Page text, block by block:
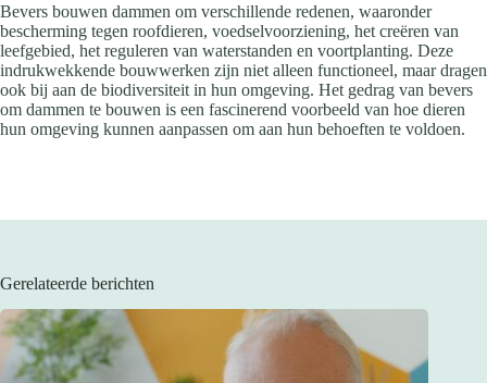
Bevers bouwen dammen om verschillende redenen, waaronder
bescherming tegen roofdieren, voedselvoorziening, het creëren van
leefgebied, het reguleren van waterstanden en voortplanting. Deze
indrukwekkende bouwwerken zijn niet alleen functioneel, maar dragen
ook bij aan de biodiversiteit in hun omgeving. Het gedrag van bevers
om dammen te bouwen is een fascinerend voorbeeld van hoe dieren
hun omgeving kunnen aanpassen om aan hun behoeften te voldoen.
Gerelateerde berichten